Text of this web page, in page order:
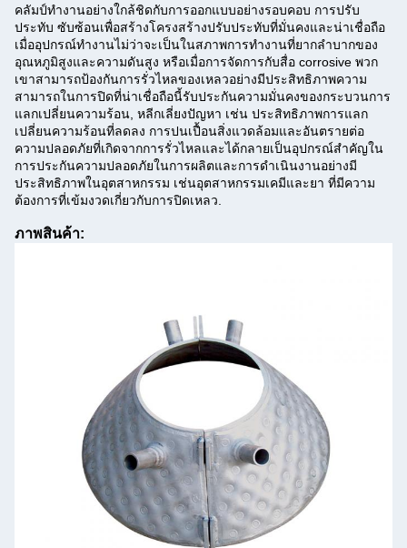
คลัมป์ทํางานอย่างใกล้ชิดกับการออกแบบอย่างรอบคอบ การปรับ
ประทับ ซับซ้อนเพื่อสร้างโครงสร้างปรับประทับที่มั่นคงและน่าเชื่อถือ
เมื่ออุปกรณ์ทํางานไม่ว่าจะเป็นในสภาพการทํางานที่ยากลําบากของ
อุณหภูมิสูงและความดันสูง หรือเมื่อการจัดการกับสื่อ corrosive พวก
เขาสามารถป้องกันการรั่วไหลของเหลวอย่างมีประสิทธิภาพความ
สามารถในการปิดที่น่าเชื่อถือนี้รับประกันความมั่นคงของกระบวนการ
แลกเปลี่ยนความร้อน, หลีกเลี่ยงปัญหา เช่น ประสิทธิภาพการแลก
เปลี่ยนความร้อนที่ลดลง การปนเปื้อนสิ่งแวดล้อมและอันตรายต่อ
ความปลอดภัยที่เกิดจากการรั่วไหลและได้กลายเป็นอุปกรณ์สําคัญใน
การประกันความปลอดภัยในการผลิตและการดําเนินงานอย่างมี
ประสิทธิภาพในอุตสาหกรรม เช่นอุตสาหกรรมเคมีและยา ที่มีความ
ต้องการที่เข้มงวดเกี่ยวกับการปิดเหลว.
ภาพสินค้า: